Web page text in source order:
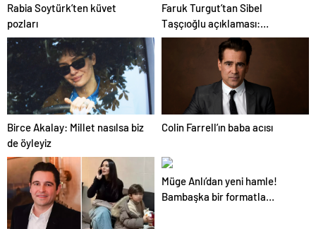
Rabia Soytürk’ten küvet
pozları
Faruk Turgut’tan Sibel
Taşçıoğlu açıklaması:
Saygısızlık söz konusu değil
Birce Akalay: Millet nasılsa biz
de öyleyiz
Colin Farrell’ın baba acısı
Müge Anlı’dan yeni hamle!
Bambaşka bir formatla